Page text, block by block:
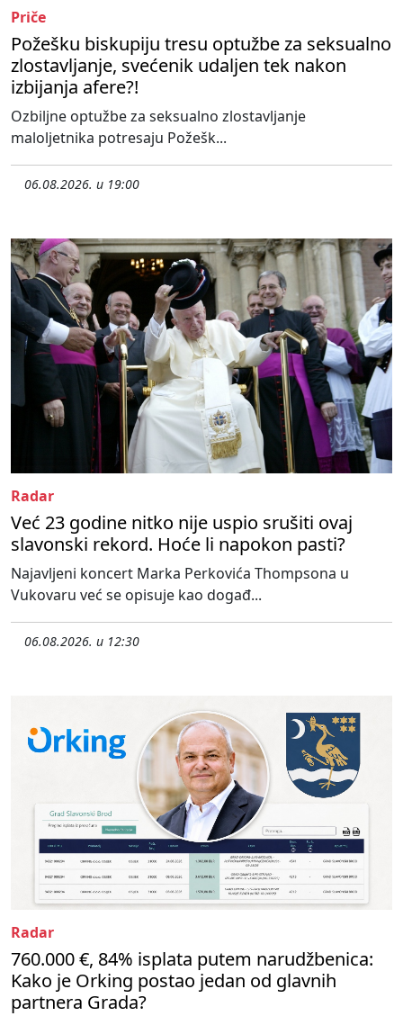
Priče
Požešku biskupiju tresu optužbe za seksualno
zlostavljanje, svećenik udaljen tek nakon
izbijanja afere?!
Ozbiljne optužbe za seksualno zlostavljanje
maloljetnika potresaju Požešk...
06.08.2026. u 19:00
Radar
Već 23 godine nitko nije uspio srušiti ovaj
slavonski rekord. Hoće li napokon pasti?
Najavljeni koncert Marka Perkovića Thompsona u
Vukovaru već se opisuje kao događ...
06.08.2026. u 12:30
Radar
760.000 €, 84% isplata putem narudžbenica:
Kako je Orking postao jedan od glavnih
partnera Grada?